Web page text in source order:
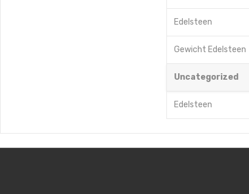
Edelsteen
Gewicht Edelsteen
Uncategorized
Edelsteen